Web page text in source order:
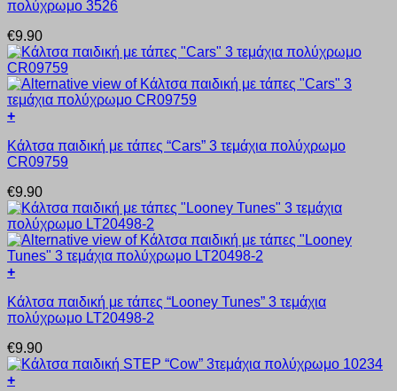
σελίδα
προϊόντος
προϊόν
πολλαπλές
παραλλαγές.
Οι
επιλογές
μπορούν
να
στη
σελίδα
προϊόντος
πολύχρωμο 3526
€9.90
+
το
προϊόν
πολλαπλές
παραλλαγές.
Οι
επιλογές
μπορούν
να
στη
σελίδα
προϊόντος
Κάλτσα παιδική με τάπες “Cars” 3 τεμάχια πολύχρωμο
CR09759
€9.90
+
το
προϊόν
πολλαπλές
παραλλαγές.
Οι
Κάλτσα παιδική με τάπες “Looney Tunes” 3 τεμάχια
πολύχρωμο LT20498-2
€9.90
+